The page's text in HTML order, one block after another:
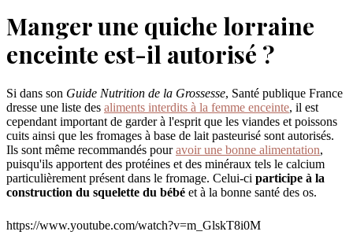
Manger une quiche lorraine
enceinte est-il autorisé ?
Si dans son Guide Nutrition de la Grossesse, Santé publique France
dresse une liste des aliments interdits à la femme enceinte, il est
cependant important de garder à l'esprit que les viandes et poissons
cuits ainsi que les fromages à base de lait pasteurisé sont autorisés.
Ils sont même recommandés pouravoir une bonne alimentation,
puisqu'ils apportent des protéines et des minéraux tels le calcium
particulièrement présent dans le fromage. Celui-ci participe à la
construction du squelette du bébé et à la bonne santé des os.
https://www.youtube.com/watch?v=m_GlskT8i0M